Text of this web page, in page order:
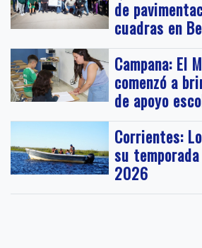
de
cuadras en
Campana: El
comenzó a
de apoyo
Corrientes:
su
2026